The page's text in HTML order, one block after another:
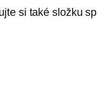
si také složku